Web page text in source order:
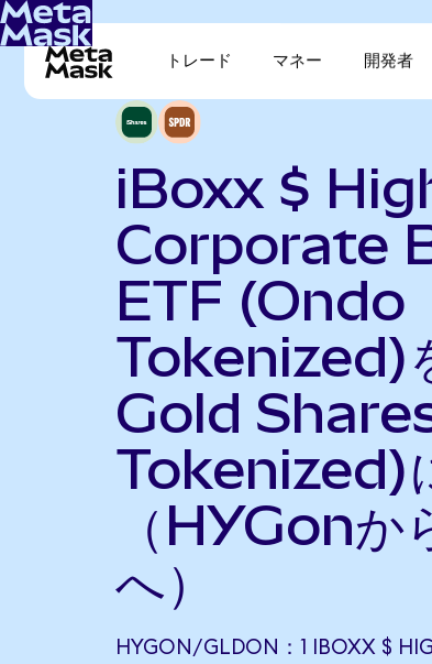
トレード マネー 開発者
iBoxx $
Corporate
ETF (Ondo
Tokenized)
Gold
Tokenized)
（HYGon
へ）
HYGON/GLDON：1 IBOXX $